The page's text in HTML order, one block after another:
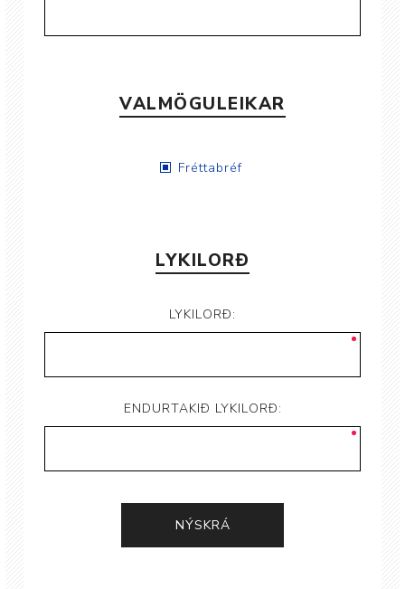
VALMÖGULEIKAR
Fréttabréf
LYKILORÐ
LYKILORÐ:
ENDURTAKIÐ LYKILORÐ: